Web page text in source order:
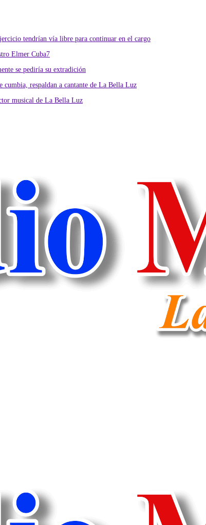
tendrían vía libre para continuar en el cargo
Elmer Cuba7
se pediría su extradición
respaldan a cantante de La Bella Luz
musical de La Bella Luz